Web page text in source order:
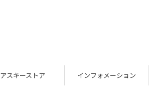
アスキーストア インフォメーション